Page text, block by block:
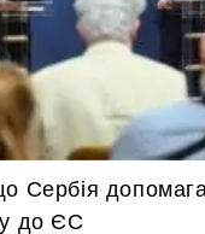
Сербія
до ЄС